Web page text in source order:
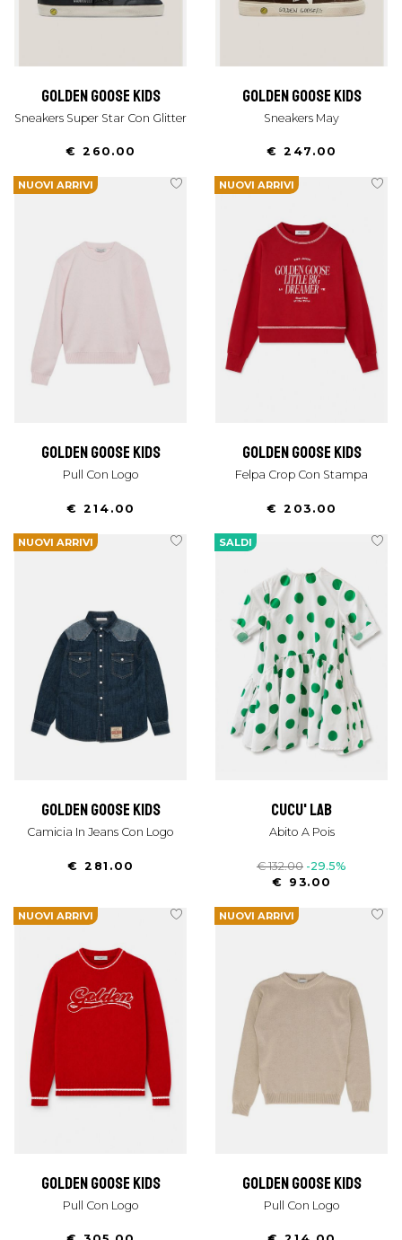
golden goose kids
Sneakers Super Star Con Glitter
€ 260.00
golden goose kids
Sneakers May
€ 247.00
NUOVI ARRIVI
golden goose kids
Pull Con Logo
€ 214.00
NUOVI ARRIVI
golden goose kids
Felpa Crop Con Stampa
€ 203.00
NUOVI ARRIVI
golden goose kids
Camicia In Jeans Con Logo
€ 281.00
SALDI
cucu' lab
Abito A Pois
€ 132.00 -29.5%
€ 93.00
NUOVI ARRIVI
golden goose kids
Pull Con Logo
NUOVI ARRIVI
golden goose kids
Pull Con Logo